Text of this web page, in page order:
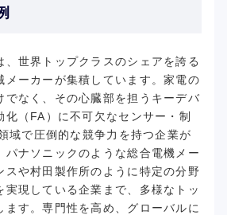
、世界トップクラスのシェアを誇る
メーカーが集積しています。家電の
でなく、その心臓部を担うキーデバ
化（FA）に不可欠なセンサー・制
域で圧倒的な競争力を持つ企業が
パナソニックのような総合電機メー
スや村田製作所のように特定の分野
実現している企業まで、多様なトッ
ます。専門性を高め、グローバルに